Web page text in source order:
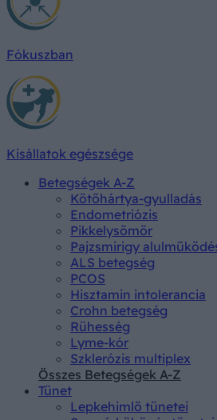
Fókuszban
Kisállatok egészsége
Betegségek A-Z
Kötőhártya-gyulladás
Endometriózis
Pikkelysömör
Pajzsmirigy
ALS betegség
PCOS
Hisztamin intolerancia
Crohn betegség
Rühesség
Lyme-kór
Szklerózis multiplex
Összes Betegségek A-Z
Tünet
Lepkehimlő tünetei